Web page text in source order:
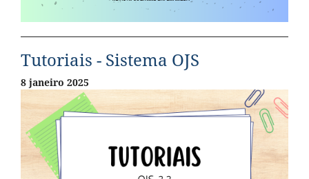
Tutoriais - Sistema OJS
8 janeiro 2025